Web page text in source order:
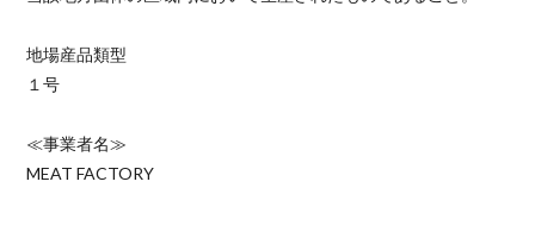
地場産品類型
１号
≪事業者名≫
MEAT FACTORY